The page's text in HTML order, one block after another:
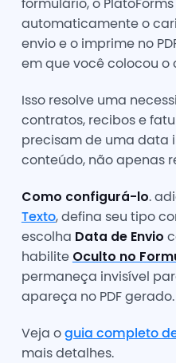
automaticamente o
envio e o imprime no
em que você colocou o
Isso resolve uma
contratos, recibos e
precisam de uma data
conteúdo, não apenas
Como configurá-lo.
Texto, defina seu tipo
escolha Data de Envio
habilite Oculto no
permaneça invisível
apareça no PDF gerado.
Veja oguia completo
mais detalhes.